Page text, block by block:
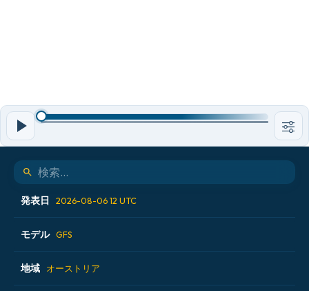
発表日 2026-08-06 12 UTC
2026-08-05 18 UTC
2026-08-06 00 UTC
モデル GFS
ALADIN CZ 2.3 km
地域 オーストリア